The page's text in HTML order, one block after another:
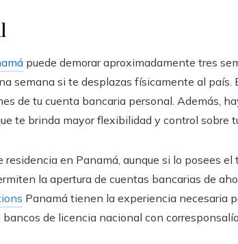
puede demorar aproximadamente tres
semana si te desplazas físicamente al país.
de tu cuenta bancaria personal. Además,
te brinda mayor flexibilidad y control sobre
en Panamá, aunque si lo posees el
la apertura de cuentas bancarias de
Panamá tienen la experiencia necesaria
de licencia nacional con